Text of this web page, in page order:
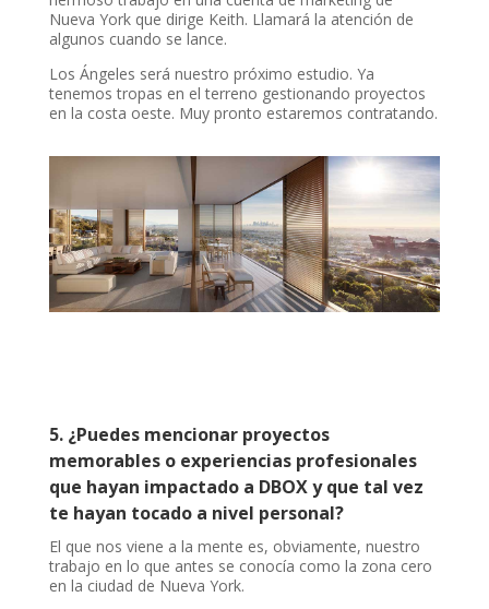
Nueva York que dirige Keith. Llamará la atención de
algunos cuando se lance.
Los Ángeles será nuestro próximo estudio. Ya
tenemos tropas en el terreno gestionando proyectos
en la costa oeste. Muy pronto estaremos contratando.
5. ¿Puedes mencionar proyectos
memorables o experiencias profesionales
que hayan impactado a DBOX y que tal vez
te hayan tocado a nivel personal?
El que nos viene a la mente es, obviamente, nuestro
trabajo en lo que antes se conocía como la zona cero
en la ciudad de Nueva York.